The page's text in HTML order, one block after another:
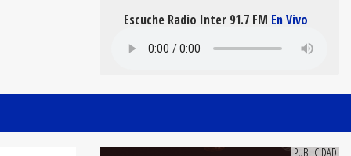
Escuche Radio Inter 91.7 FM En Vivo